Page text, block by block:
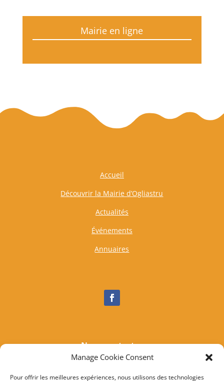
Manage Cookie Consent
Pour offrir les meilleures expériences, nous utilisons des technologies
Mairie en ligne
Accueil
Découvrir la Mairie d’Ogliastru
Actualités
Événements
Annuaires
Nous contacter
Tél :
Mail:mairieogliastru@wanadoo.fr